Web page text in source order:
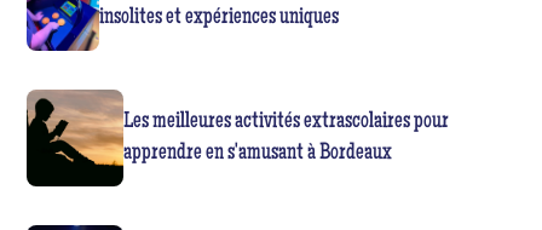
insolites et expériences uniques
Les meilleures activités extrascolaires pour
apprendre en s'amusant à Bordeaux